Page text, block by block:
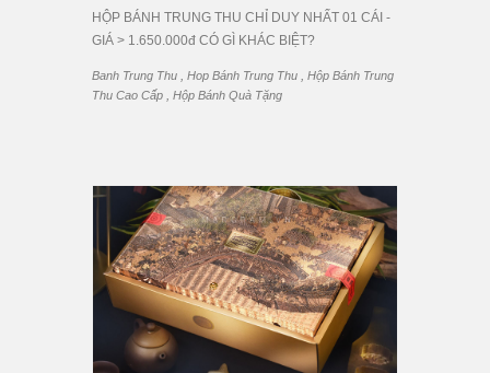
HỘP BÁNH TRUNG THU CHỈ DUY NHẤT 01 CÁI -
GIÁ > 1.650.000đ CÓ GÌ KHÁC BIỆT?
Banh Trung Thu , Hop Bánh Trung Thu , Hộp Bánh Trung
Thu Cao Cấp , Hộp Bánh Quà Tặng